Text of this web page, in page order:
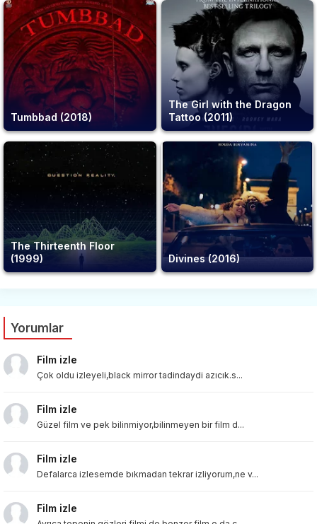
Tumbbad (2018)
The Girl with the Dragon
Tattoo (2011)
The Thirteenth Floor
(1999)
Divines (2016)
Yorumlar
Film izle
Çok oldu izleyeli,black mirror tadindaydi azıcık.s...
Film izle
Güzel film ve pek bilinmiyor,bilinmeyen bir film d...
Film izle
Defalarca izlesemde bıkmadan tekrar izliyorum,ne v...
Film izle